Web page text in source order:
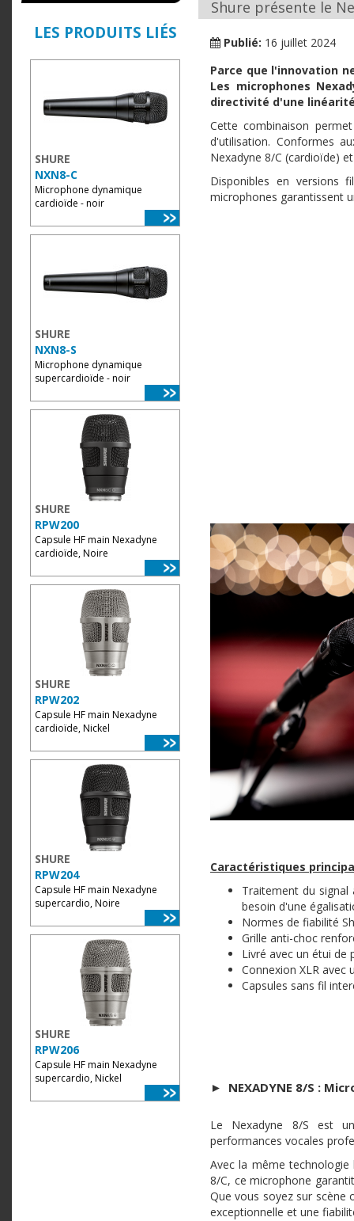
LES PRODUITS LIÉS
SHURE
NXN8-C
Microphone dynamique
cardioïde - noir
SHURE
NXN8-S
Microphone dynamique
supercardioïde - noir
SHURE
RPW200
Capsule HF main Nexadyne
cardioïde, Noire
SHURE
RPW202
Capsule HF main Nexadyne
cardioïde, Nickel
SHURE
RPW204
Capsule HF main Nexadyne
supercardio, Noire
SHURE
RPW206
Capsule HF main Nexadyne
supercardio, Nickel
Shure présente le
Publié: 16 juillet 2024
Parce que l'innovation
Les microphones
directivité d'une
Cette combinaison
d'utilisation. Conformes
Nexadyne 8/C (cardioïde)
Disponibles en versions
microphones garantissent
Caractéristiques
Traitement du
besoin d'une
Normes de fiabilité
Grille anti-choc
Livré avec un étui
Connexion XLR avec
Capsules sans fil
► NEXADYNE 8/S :
Le Nexadyne 8/S est
performances vocales
Avec la même
8/C, ce microphone
Que vous soyez sur scène
exceptionnelle et une